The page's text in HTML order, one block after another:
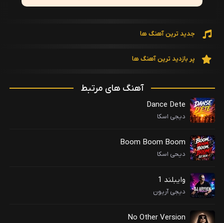
جدید ترین آهنگ ها
پر بازدید ترین آهنگ ها
آهنگ های مرتبط
Dance Dete
دیجی اسکا
Boom Boom Boom
دیحی اسکا
وایبلند 1
دیجی آریون
No Other Version